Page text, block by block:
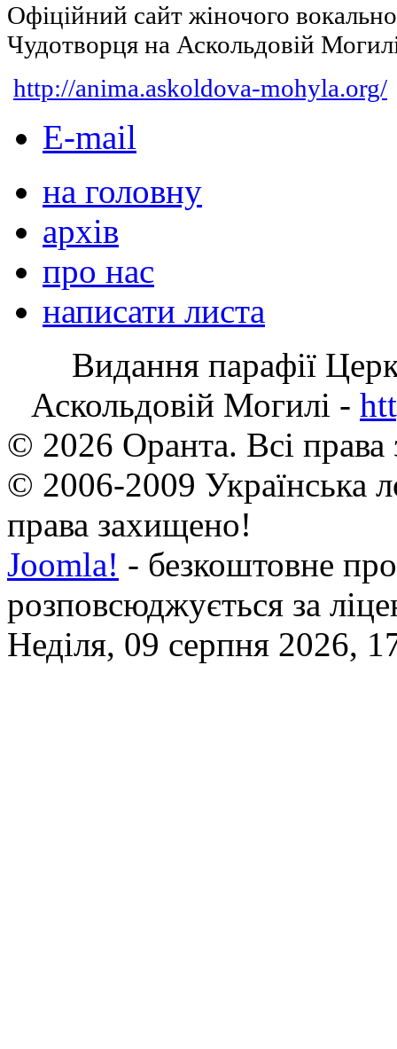
Офіційний сайт жіночого
Чудотворця на Аскольдовій
http://anima.askoldova-mohyla.org/
E-mail
на головну
архів
про нас
написати листа
Видання парафії
Аскольдовій Могилі -
© 2026 Оранта. Всі
© 2006-2009 Українська
права захищено!
Joomla! - безкоштовне
розповсюджується за
Неділя, 09 серпня 2026,